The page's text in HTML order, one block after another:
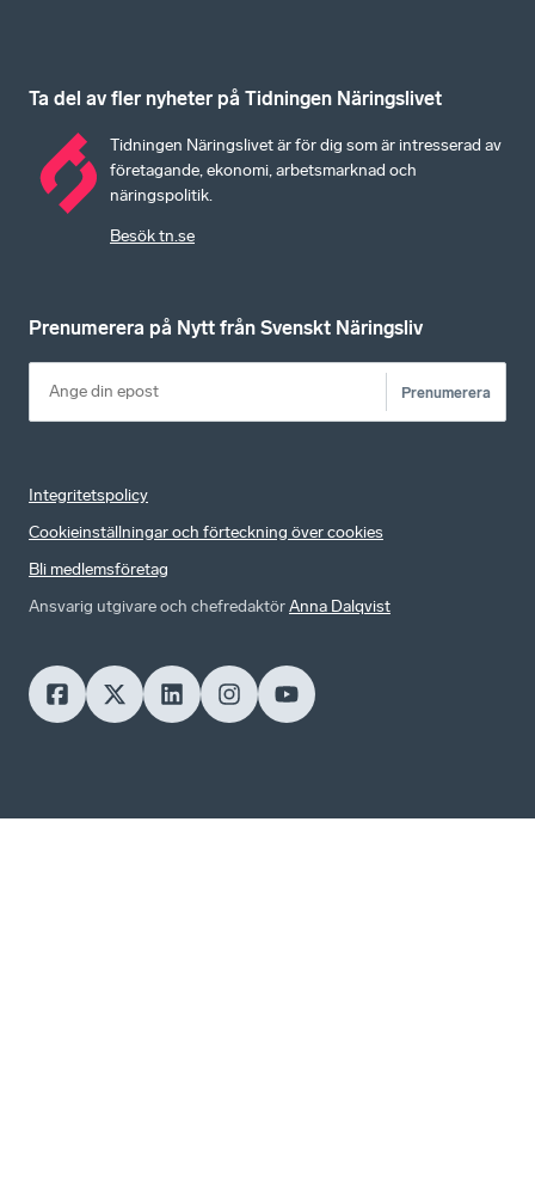
Ta del av fler nyheter på Tidningen Näringslivet
Tidningen Näringslivet är för dig som är intresserad av
företagande, ekonomi, arbetsmarknad och
näringspolitik.
Besök tn.se
Prenumerera på Nytt från Svenskt Näringsliv
Prenumerera
Integritetspolicy
Cookieinställningar och förteckning över cookies
Bli medlemsföretag
Ansvarig utgivare och chefredaktörAnna Dalqvist